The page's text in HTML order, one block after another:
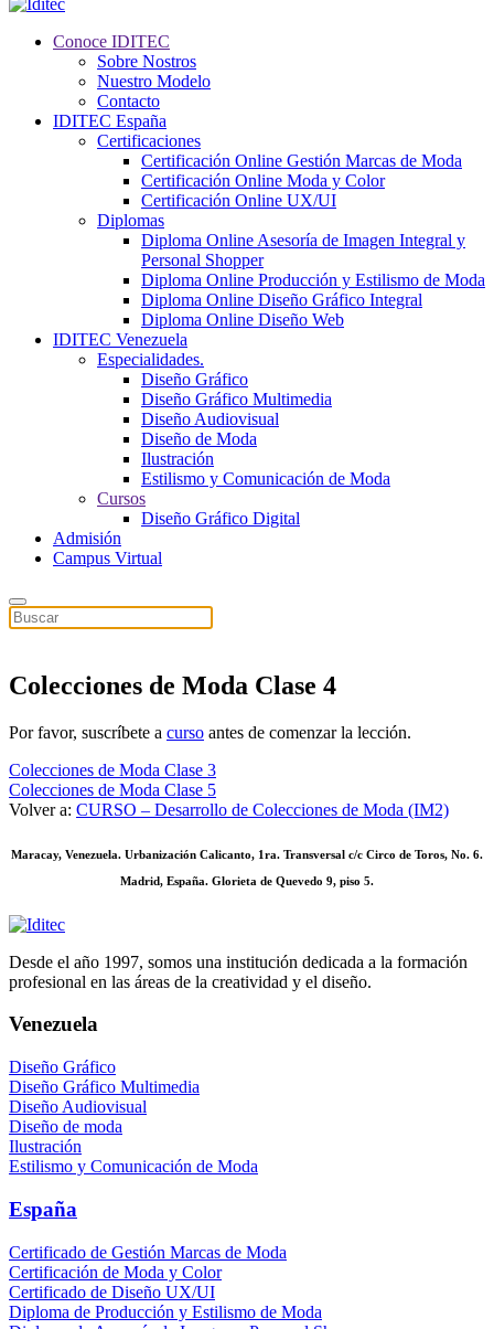
Conoce IDITEC
Sobre Nostros
Nuestro Modelo
Contacto
IDITEC España
Certificaciones
Certificación Online Gestión Marcas de Moda
Certificación Online Moda y Color
Certificación Online UX/UI
Diplomas
Diploma Online Asesoría de Imagen Integral y
Personal Shopper
Diploma Online Producción y Estilismo de Moda
Diploma Online Diseño Gráfico Integral
Diploma Online Diseño Web
IDITEC Venezuela
Especialidades.
Diseño Gráfico
Diseño Gráfico Multimedia
Diseño Audiovisual
Diseño de Moda
Ilustración
Estilismo y Comunicación de Moda
Cursos
Diseño Gráfico Digital
Admisión
Campus Virtual
Colecciones de Moda Clase 4
Por favor, suscríbete a curso antes de comenzar la lección.
Colecciones de Moda Clase 3
Colecciones de Moda Clase 5
Volver a: CURSO – Desarrollo de Colecciones de Moda (IM2)
Maracay, Venezuela. Urbanización Calicanto, 1ra. Transversal c/c Circo de Toros, No. 6.
Madrid, España. Glorieta de Quevedo 9, piso 5.
Desde el año 1997, somos una institución dedicada a la formación
profesional en las áreas de la creatividad y el diseño.
Venezuela
Diseño Gráfico
Diseño Gráfico Multimedia
Diseño Audiovisual
Diseño de moda
Ilustración
Estilismo y Comunicación de Moda
España
Certificado de Gestión Marcas de Moda
Certificación de Moda y Color
Certificado de Diseño UX/UI
Diploma de Producción y Estilismo de Moda